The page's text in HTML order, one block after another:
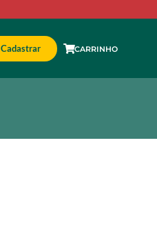
Cadastrar CARRINHO